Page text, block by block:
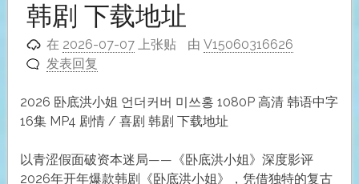
韩剧 下载地址
在 2026-07-07 上张贴 由V15060316626
发表回复
2026 卧底洪小姐 언더커버 미쓰홍 1080P 高清 韩语中字
16集 MP4 剧情 / 喜剧 韩剧 下载地址
以青涩假面破资本迷局——《卧底洪小姐》深度影评
2026年开年爆款韩剧《卧底洪小姐》，凭借独特的复古